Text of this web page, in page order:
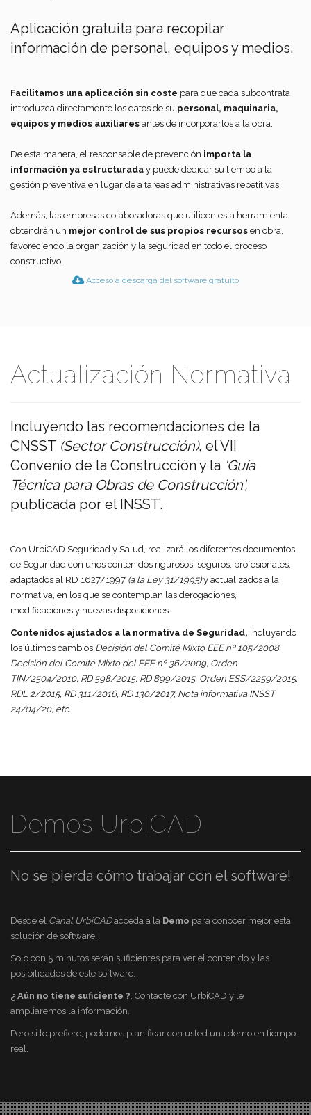
Aplicación gratuita para recopilar
información de personal, equipos y medios.
Facilitamos una aplicación sin coste para que cada subcontrata
introduzca directamente los datos de su personal, maquinaria,
equipos y medios auxiliares antes de incorporarlos a la obra.
De esta manera, el responsable de prevención importa la
información ya estructurada y puede dedicar su tiempo a la
gestión preventiva en lugar de a tareas administrativas repetitivas.
Además, las empresas colaboradoras que utilicen esta herramienta
obtendrán un mejor control de sus propios recursos en obra,
favoreciendo la organización y la seguridad en todo el proceso
constructivo.
Acceso a descarga del software gratuito
Actualización Normativa
Incluyendo las recomendaciones de la
CNSST (Sector Construcción), el VII
Convenio de la Construcción y la 'Guía
Técnica para Obras de Construcción',
publicada por el INSST.
Con UrbiCAD Seguridad y Salud, realizará los diferentes documentos
de Seguridad con unos contenidos rigurosos, seguros, profesionales,
adaptados al RD 1627/1997 (a la Ley 31/1995)y actualizados a la
normativa, en los que se contemplan las derogaciones,
modificaciones y nuevas disposiciones.
Contenidos ajustados a la normativa de Seguridad, incluyendo
los últimos cambios:Decisión del Comité Mixto EEE nº 105/2008,
Decisión del Comité Mixto del EEE nº 36/2009, Orden
TIN/2504/2010, RD 598/2015, RD 899/2015, Orden ESS/2259/2015,
RDL 2/2015, RD 311/2016, RD 130/2017, Nota informativa INSST
24/04/20, etc.
Demos UrbiCAD
No se pierda cómo trabajar con el software!
Desde el Canal UrbiCADacceda a la Demo para conocer mejor esta
solución de software.
Solo con 5 minutos serán suficientes para ver el contenido y las
posibilidades de este software.
¿ Aún no tiene suficiente ?. Contacte con UrbiCAD y le
ampliaremos la información.
Pero si lo prefiere, podemos planificar con usted una demo en tiempo
real.